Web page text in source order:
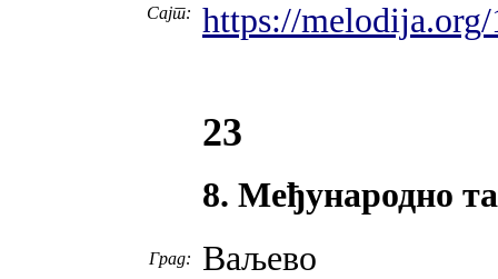
Сајт: https://
23
8. Међународно
Град: Ваљево